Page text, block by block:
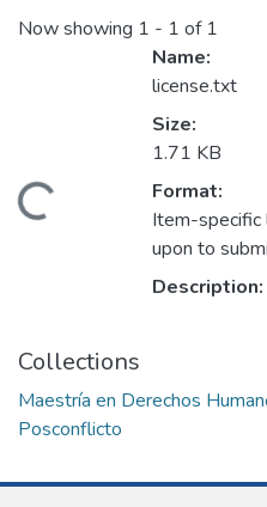
Now showing 1 - 1 of 1
Name:
license.txt
Size:
1.71 KB
Format:
Item-specific
upon to
Description:
Collections
Maestría en Derechos
Posconflicto